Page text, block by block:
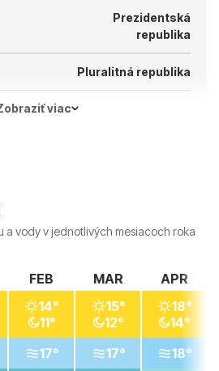
Prezidentská
republika
Pluralitná republika
viac
a vody v jednotlivých mesiacoch roka
FEB
14°
11°
17°
MAR
15°
12°
17°
APR
18°
14°
18°